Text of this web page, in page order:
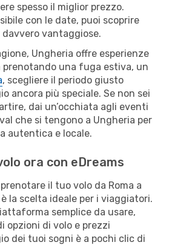
spesso il miglior prezzo.
con le date, puoi scoprire
vantaggiose.
Ungheria offre esperienze
prenotando una fuga estiva, un
, scegliere il periodo giusto
ancora più speciale. Se non sei
dai un’occhiata agli eventi
che si tengono a Ungheria per
autentica e locale.
ora con eDreams
il tuo volo da Roma a
la scelta ideale per i viaggiatori.
semplice da usare,
opzioni di volo e prezzi
dei tuoi sogni è a pochi clic di